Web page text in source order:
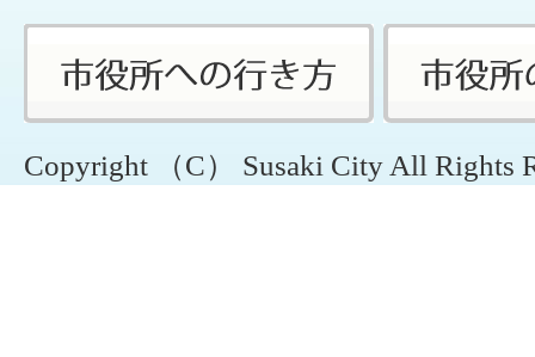
Copyright （C） Susaki City All Rights